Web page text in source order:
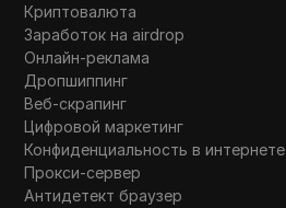
Криптовалюта
Заработок на airdrop
Онлайн-реклама
Дропшиппинг
Веб-скрапинг
Цифровой маркетинг
Конфиденциальность в интернете
Прокси-сервер
Антидетект браузер